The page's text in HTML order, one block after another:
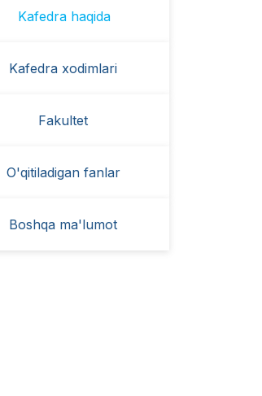
Kafedra haqida
Kafedra xodimlari
Fakultet
O'qitiladigan fanlar
Boshqa ma'lumot